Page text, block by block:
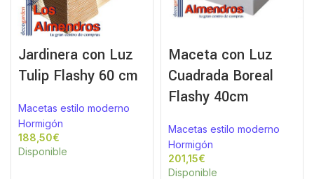
Jardinera con Luz
Tulip Flashy 60 cm
Macetas estilo moderno
Hormigón
€
Disponible
Maceta con Luz
Cuadrada Boreal
Flashy 40cm
Macetas estilo moderno
Hormigón
€
Disponible